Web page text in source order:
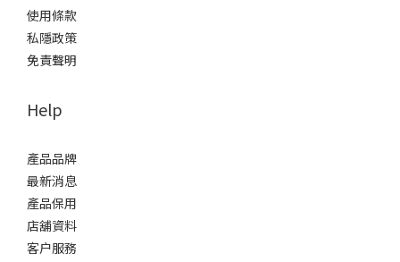
使用條款
私隱政策
免責聲明
Help
產品品牌
最新消息
產品保用
店舖資料
客户服務